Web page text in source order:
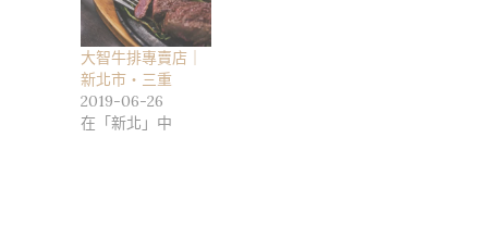
大智牛排專賣店｜
新北市・三重
2019-06-26
在「新北」中